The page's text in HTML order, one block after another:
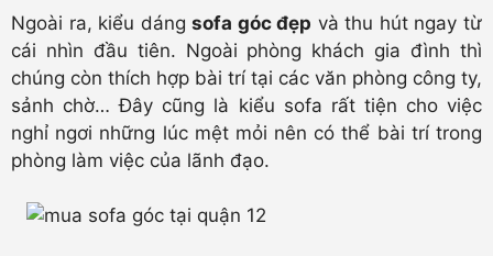
Ngoài ra, kiểu dángsofa góc đẹp và thu hút ngay từ
cái nhìn đầu tiên. Ngoài phòng khách gia đình thì
chúng còn thích hợp bài trí tại các văn phòng công ty,
sảnh chờ… Đây cũng là kiểu sofa rất tiện cho việc
nghỉ ngơi những lúc mệt mỏi nên có thể bài trí trong
phòng làm việc của lãnh đạo.